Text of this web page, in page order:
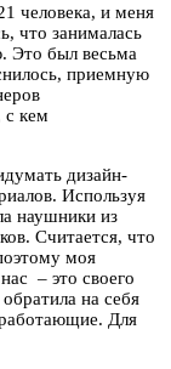
человека, и меня
что занималась
Это был весьма
приемную
с кем
дизайн-
Используя
наушники из
Считается, что
моя
– это своего
на себя
Для